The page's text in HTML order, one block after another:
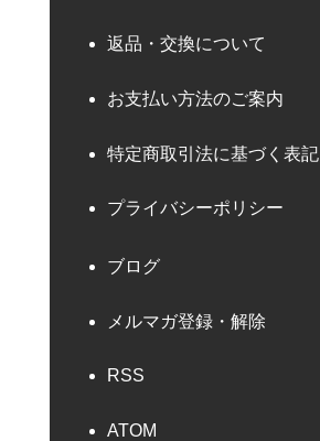
返品・交換について
お支払い方法のご案内
特定商取引法に基づく表記
プライバシーポリシー
ブログ
メルマガ登録・解除
RSS
ATOM